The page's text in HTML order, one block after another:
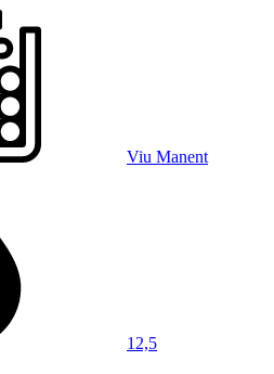
Viu Manent
12,5